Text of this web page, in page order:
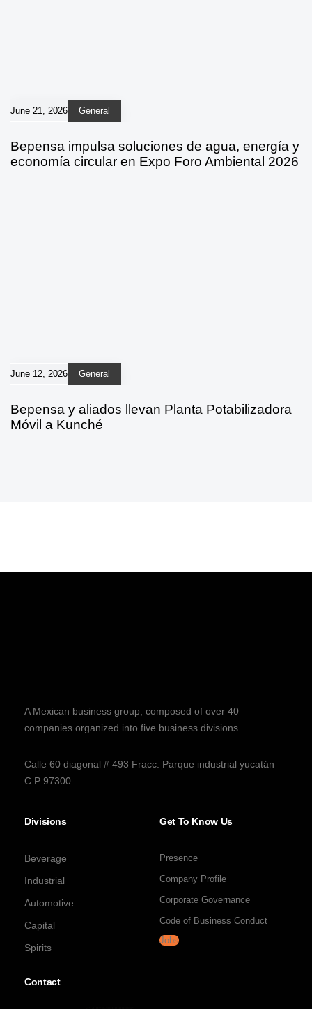
June 21, 2026 General
Bepensa impulsa soluciones de agua, energía y
economía circular en Expo Foro Ambiental 2026
June 12, 2026 General
Bepensa y aliados llevan Planta Potabilizadora
Móvil a Kunché
A Mexican business group, composed of over 40
companies organized into five business divisions.
Calle 60 diagonal # 493 Fracc. Parque industrial yucatán
C.P 97300
Divisions
Beverage
Industrial
Automotive
Capital
Spirits
Get To Know Us
Presence
Company Profile
Corporate Governance
Code of Business Conduct
Jobs
Contact